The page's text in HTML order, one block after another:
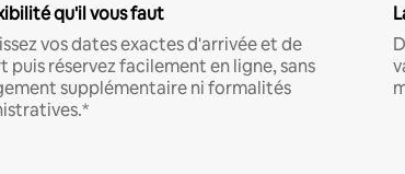
qu'il vous faut
vos dates exactes d'arrivée et de
puis réservez facilement en ligne, sans
supplémentaire ni formalités